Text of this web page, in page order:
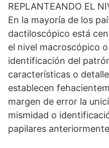
REPLANTEANDO EL
En la mayoría de los
dactiloscópico está
el nivel macroscópico
identificación del
características o
establecen
margen de error la
mismidad o
papilares